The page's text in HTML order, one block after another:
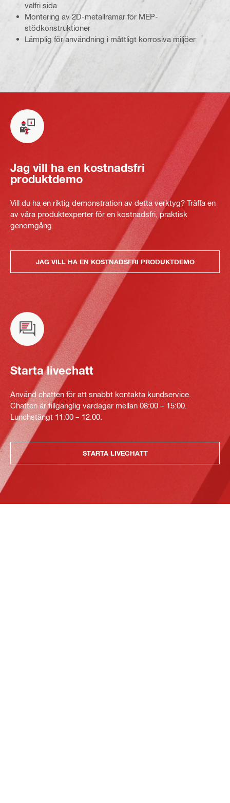
valfri sida
Montering av 2D-metallramar för MEP-
stödkonstruktioner
Lämplig för användning i måttligt korrosiva miljöer
Jag vill ha en kostnadsfri
produktdemo
Vill du ha en riktig demonstration av detta verktyg? Träffa en
av våra produktexperter för en kostnadsfri, praktisk
genomgång.
JAG VILL HA EN KOSTNADSFRI PRODUKTDEMO
Starta livechatt
Använd chatten för att snabbt kontakta kundservice.
Chatten är tillgänglig vardagar mellan 08:00 – 15:00.
Lunchstängt 11:00 – 12.00.
STARTA LIVECHATT